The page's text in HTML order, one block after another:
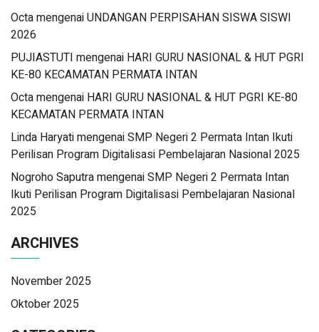
OctamengenaiUNDANGAN PERPISAHAN SISWA SISWI
2026
PUJIASTUTI mengenai HARI GURU NASIONAL & HUT PGRI
KE-80 KECAMATAN PERMATA INTAN
Octamengenai HARI GURU NASIONAL & HUT PGRI KE-80
KECAMATAN PERMATA INTAN
Linda HaryatimengenaiSMP Negeri 2 Permata Intan Ikuti
Perilisan Program Digitalisasi Pembelajaran Nasional 2025
Nogroho SaputramengenaiSMP Negeri 2 Permata Intan
Ikuti Perilisan Program Digitalisasi Pembelajaran Nasional
2025
ARCHIVES
November 2025
Oktober 2025